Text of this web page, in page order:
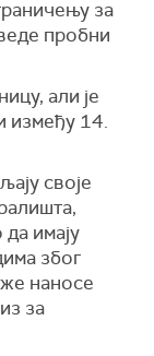
за
пробни
али је
између 14.
своје
имају
због
наносе
за